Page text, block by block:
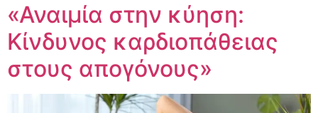
«Αναιμία στην κύηση:
Κίνδυνος καρδιοπάθειας
στους απογόνους»